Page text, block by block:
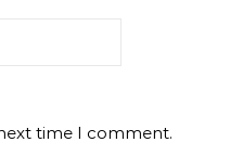
time I comment.